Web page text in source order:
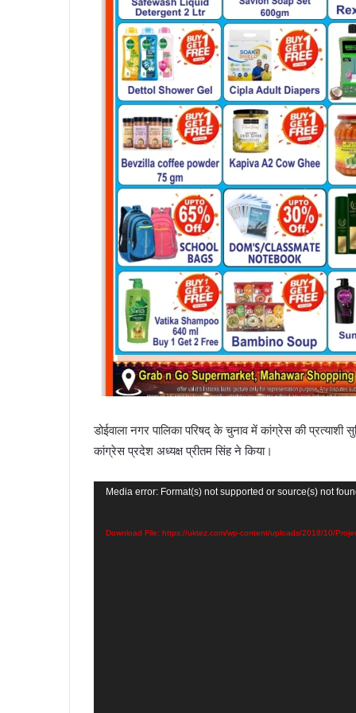
डोईवाला नगर पालिका परिषद् के चुनाव में कांग्रेस की प्रत्याशी
कांग्रेस प्रदेश अध्यक्ष प्रीतम सिंह ने किया।
Video
Media error: Format(s) not supported or source(s) not
Download File: https://uktez.com/wp-content/uploads/2018/10/